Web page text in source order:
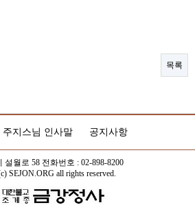
목록
주지스님 인사말 공지사항
설월로 58 전화번호 : 02-898-8200
SEJON.ORG all rights reserved.